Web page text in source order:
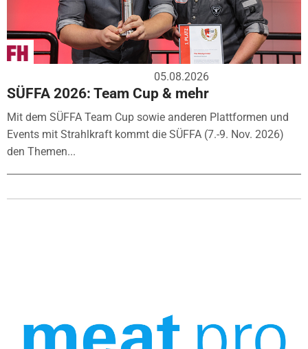
05.08.2026
SÜFFA 2026: Team Cup & mehr
Mit dem SÜFFA Team Cup sowie anderen Plattformen und
Events mit Strahlkraft kommt die SÜFFA (7.-9. Nov. 2026)
den Themen...